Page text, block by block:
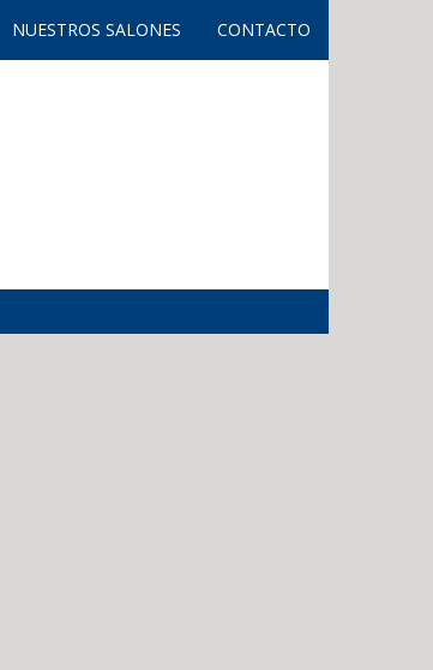
NUESTROS SALONES CONTACTO